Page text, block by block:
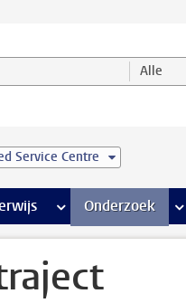
categorie Alle
Service Centre
pagina’s
meer Onderwijs
Onderzoek